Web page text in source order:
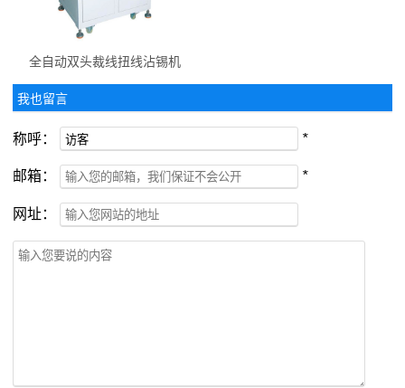
全自动双头裁线扭线沾锡机
我也留言
称呼： *
邮箱： *
网址：